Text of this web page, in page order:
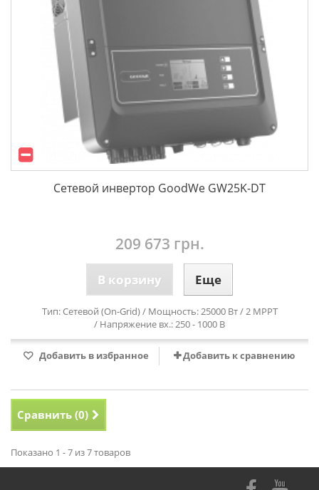
Сетевой инвертор GoodWe GW25K-DT
209 673 грн.
В корзину Еще
Тип: Сетевой (On-Grid) / Мощность: 25000 Вт / 2 MPPT
/ Напряжение вх.: 250 - 1000 В
Добавить в избранное Добавить к сравнению
Сравнить (0)
Показано 1 - 7 из 7 товаров